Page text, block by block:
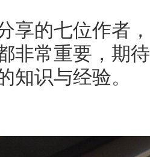
享的七位作者
非常重要，期
知识与经验。